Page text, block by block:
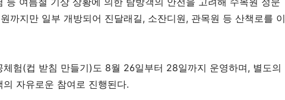
까지만 일부 개방되어 진달래길, 소잔디원, 관목원 등 산책로를 이
체험(컵 받침 만들기)도 8월 26일부터 28일까지 운영하며, 별도의
의 자유로운 참여로 진행된다.